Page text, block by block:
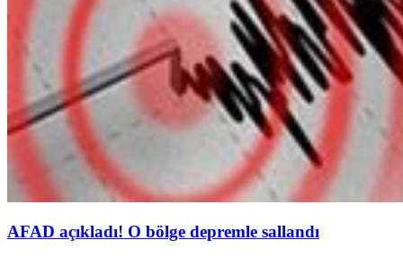
AFAD açıkladı! O bölge depremle sallandı